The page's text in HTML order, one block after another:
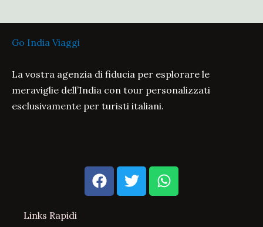
Facebook
TwitterWhatsapp
Go India Viaggi
La vostra agenzia di fiducia per esplorare le
meraviglie dell’India con tour personalizzati
esclusivamente per turisti italiani.
Links Rapidi